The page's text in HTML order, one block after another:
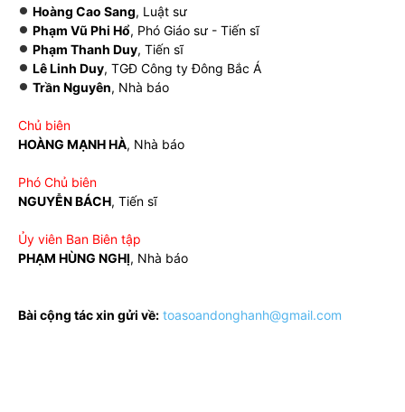
Hoàng Cao Sang, Luật sư
Phạm Vũ Phi Hổ, Phó Giáo sư - Tiến sĩ
Phạm Thanh Duy, Tiến sĩ
Lê Linh Duy, TGĐ Công ty Đông Bắc Á
Trần Nguyên, Nhà báo
Chủ biên
HOÀNG MẠNH HÀ, Nhà báo
Phó Chủ biên
NGUYỄN BÁCH, Tiến sĩ
Ủy viên Ban Biên tập
PHẠM HÙNG NGHỊ, Nhà báo
Bài cộng tác xin gửi về: toasoandonghanh@gmail.com